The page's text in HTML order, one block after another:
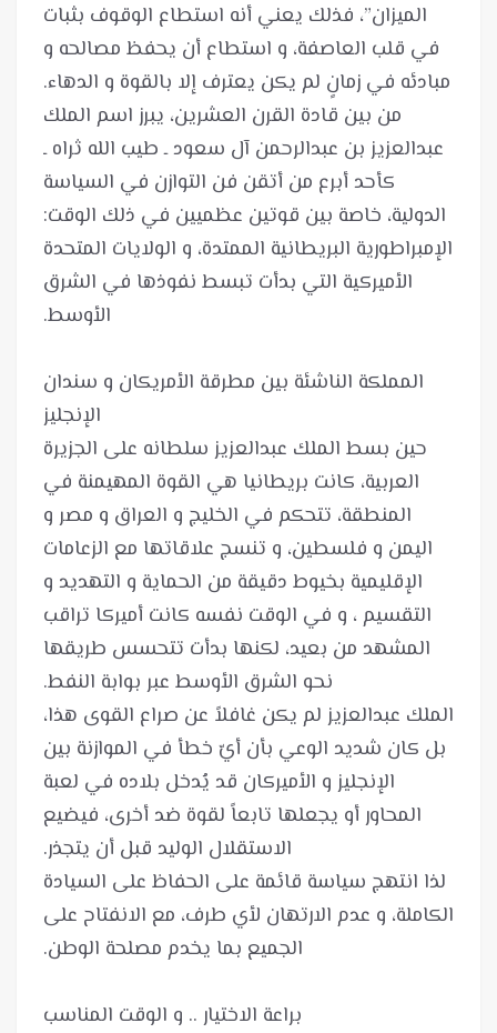
الميزان”، فذلك يعني أنه استطاع الوقوف بثبات
في قلب العاصفة، و استطاع أن يحفظ مصالحه و
من بين قادة القرن العشرين، يبرز اسم الملك
عبدالعزيز بن عبدالرحمن آل سعود ـ طيب الله ثراه ـ
كأحد أبرع من أتقن فن التوازن في السياسة
الدولية، خاصة بين قوتين عظميين في ذلك الوقت:
الإمبراطورية البريطانية الممتدة، و الولايات المتحدة
الأميركية التي بدأت تبسط نفوذها في الشرق
المملكة الناشئة بين مطرقة الأمريكان و سندان
حين بسط الملك عبدالعزيز سلطانه على الجزيرة
العربية، كانت بريطانيا هي القوة المهيمنة في
المنطقة، تتحكم في الخليج و العراق و مصر و
اليمن و فلسطين، و تنسج علاقاتها مع الزعامات
الإقليمية بخيوط دقيقة من الحماية و التهديد و
التقسيم ، و في الوقت نفسه كانت أميركا تراقب
المشهد من بعيد، لكنها بدأت تتحسس طريقها
الملك عبدالعزيز لم يكن غافلاً عن صراع القوى هذا،
بل كان شديد الوعي بأن أيّ خطأ في الموازنة بين
الإنجليز و الأميركان قد يُدخل بلاده في لعبة
المحاور أو يجعلها تابعاً لقوة ضد أخرى، فيضيع
لذا انتهج سياسة قائمة على الحفاظ على السيادة
الكاملة، و عدم الارتهان لأي طرف، مع الانفتاح على